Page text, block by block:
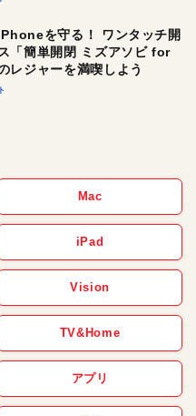
を守る！ ワンタッチ開
「簡単開閉 ミズアソビ for
レジャーを満喫しよう
Mac
iPad
Vision
TV&Home
アプリ